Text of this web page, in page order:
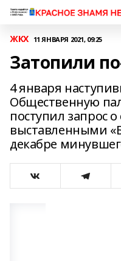
ЖКХ 11 ЯНВАРЯ 2021, 09:25
Затопили
4 января
Общественную
поступил запрос
выставленными
декабре